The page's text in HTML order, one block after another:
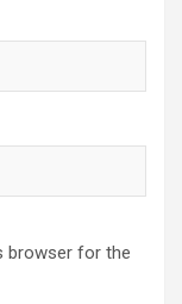
browser for the